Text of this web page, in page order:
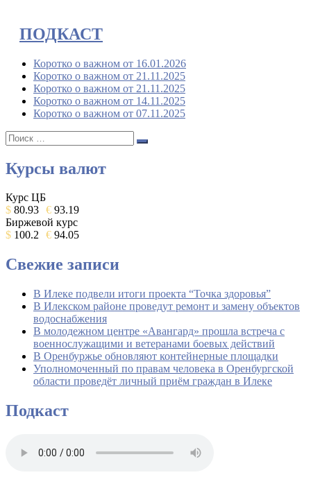
ПОДКАСТ
Коротко о важном от 16.01.2026
Коротко о важном от 21.11.2025
Коротко о важном от 21.11.2025
Коротко о важном от 14.11.2025
Коротко о важном от 07.11.2025
Поиск:
Поиск
Курсы валют
Курс ЦБ
$ 80.93 € 93.19
Биржевой курс
$ 100.2 € 94.05
Свежие записи
В Илеке подвели итоги проекта “Точка здоровья”
В Илекском районе проведут ремонт и замену объектов
водоснабжения
В молодежном центре «Авангард» прошла встреча с
военнослужащими и ветеранами боевых действий
В Оренбуржье обновляют контейнерные площадки
Уполномоченный по правам человека в Оренбургской
области проведёт личный приём граждан в Илеке
Подкаст